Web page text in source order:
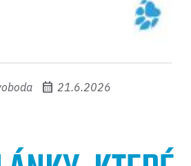
calendar_month 21.6.2026